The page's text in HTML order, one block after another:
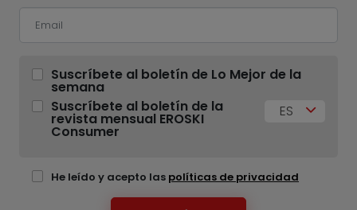
Suscríbete al boletín de Lo Mejor de la
semana
Suscríbete al boletín de la
revista mensual EROSKI
Consumer
ES
He leído y acepto las políticas de privacidad